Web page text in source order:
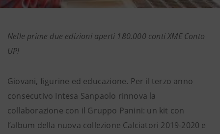
Nelle prime due edizioni aperti 180.000 conti XME Conto
UP!
Giovani, figurine ed educazione. Per il terzo anno
consecutivo Intesa Sanpaolo rinnova la
collaborazione con il Gruppo Panini: un kit con
l’album della nuova collezione Calciatori 2019-2020 e